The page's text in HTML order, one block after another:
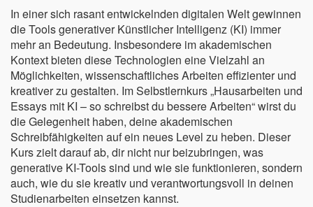
In einer sich rasant entwickelnden digitalen Welt gewinnen
die Tools generativer Künstlicher Intelligenz (KI) immer
mehr an Bedeutung. Insbesondere im akademischen
Kontext bieten diese Technologien eine Vielzahl an
Möglichkeiten, wissenschaftliches Arbeiten effizienter und
kreativer zu gestalten. Im Selbstlernkurs „Hausarbeiten und
Essays mit KI – so schreibst du bessere Arbeiten“ wirst du
die Gelegenheit haben, deine akademischen
Schreibfähigkeiten auf ein neues Level zu heben. Dieser
Kurs zielt darauf ab, dir nicht nur beizubringen, was
generative KI-Tools sind und wie sie funktionieren, sondern
auch, wie du sie kreativ und verantwortungsvoll in deinen
Studienarbeiten einsetzen kannst.